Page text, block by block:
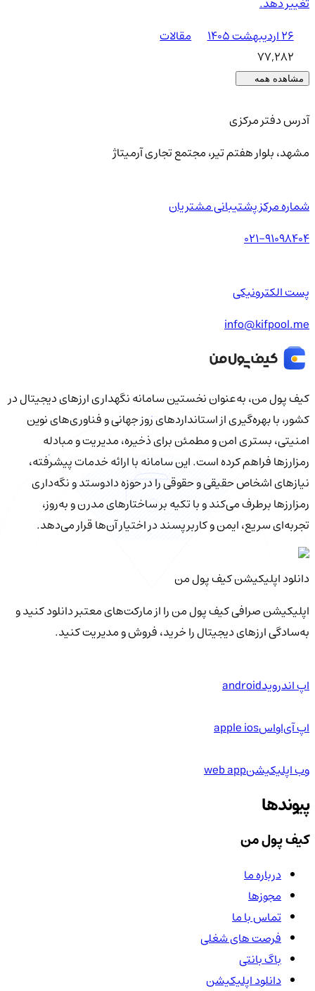
۲۶ اردیبهشت ۱۴۰۵
مقالات
77,282
مشاهده همه
آدرس دفتر مرکزی
مشهد، بلوار هفتم تیر، مجتمع تجاری آرمیتاژ
شماره مرکز پشتیبانی مشتریان
021-91098404
پست الکترونیکی
info@kifpool.me
کیف‌ پول من، به‌عنوان نخستین سامانه نگهداری ارزهای دیجیتال در
کشور، با بهره‌گیری از استانداردهای روز جهانی و فناوری‌های نوین
امنیتی، بستری امن و مطمئن برای ذخیره، مدیریت و مبادله
رمزارزها فراهم کرده است. این سامانه با ارائه خدمات پیشرفته،
نیازهای اشخاص حقیقی و حقوقی را در حوزه دادوستد و نگه‌داری
رمزارزها برطرف می‌کند و با تکیه بر ساختارهای مدرن و به‌روز،
تجربه‌ای سریع، ایمن و کاربرپسند در اختیار آن‌ها قرار می‌دهد.
دانلود اپلیکیشن کیف‌ پول من
اپلیکیشن صرافی کیف پول من را از مارکت‌های معتبر دانلود کنید و
به‌سادگی ارزهای دیجیتال را خرید، فروش و مدیریت کنید.
اپ اندرویدandroid
اپ آی‌او‌اسapple ios
وب اپلیکیشنweb app
پیوندها
کیف پول من
درباره ما
مجوزها
تماس با ما
فرصت های شغلی
باگ بانتی
دانلود اپلیکیشن